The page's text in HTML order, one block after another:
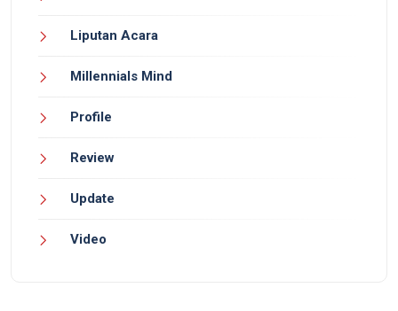
Liputan Acara
Millennials Mind
Profile
Review
Update
Video